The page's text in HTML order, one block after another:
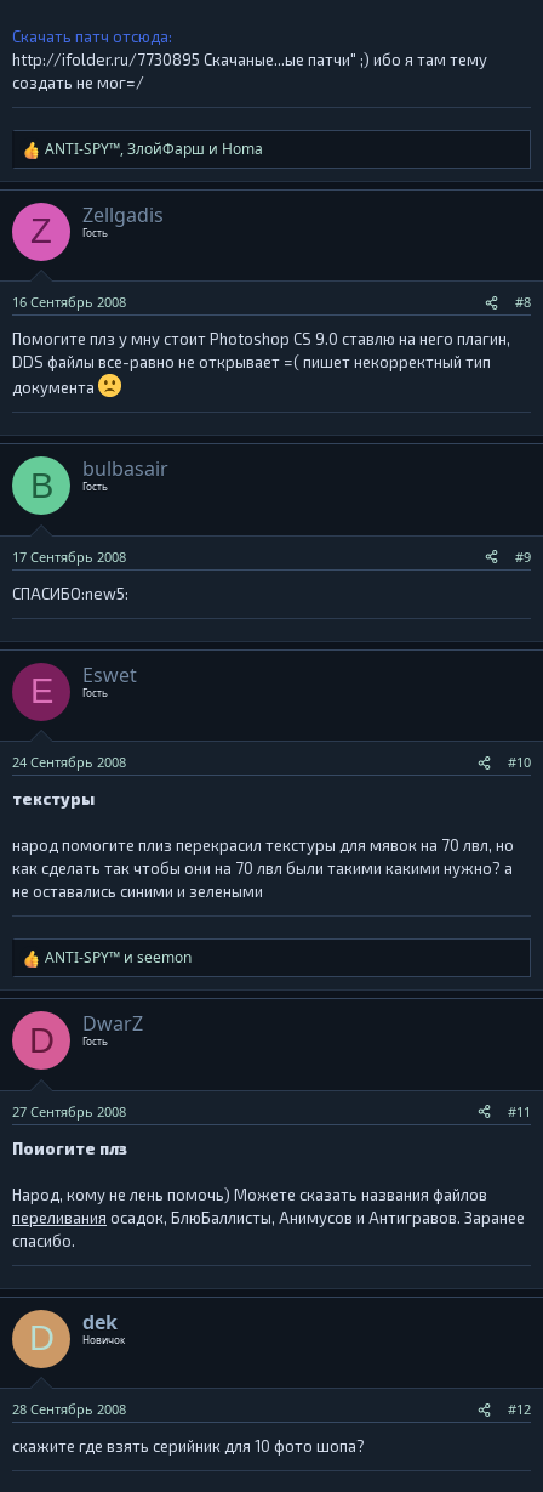
Скачать патч отсюда:
http://ifolder.ru/7730895 Скачаные...ые патчи" ;) ибо я там тему
создать не мог=/
Р
е
а
и
:
ANTI-SPY™,ЗлойФарш и Homa
Z Zellgadis
Гость
16 Сентябрь 2008 #8
Помогите плз у мну стоит Photoshop CS 9.0 ставлю на него плагин,
DDS файлы все-равно не открывает =( пишет некорректный тип
документа
B bulbasair
Гость
17 Сентябрь 2008 #9
СПАСИБО:new5:
E Eswet
Гость
24 Сентябрь 2008 #10
текстуры
народ помогите плиз перекрасил текстуры для мявок на 70 лвл, но
как сделать так чтобы они на 70 лвл были такими какими нужно? а
не оставались синими и зелеными
Р
е
а
и
:
ANTI-SPY™ и seemon
D DwarZ
Гость
27 Сентябрь 2008 #11
Поиогите плз
Народ, кому не лень помочь) Можете сказать названия файлов
переливания осадок, БлюБаллисты, Анимусов и Антигравов. Заранее
спасибо.
D dek
Новичок
28 Сентябрь 2008 #12
скажите где взять серийник для 10 фото шопа?